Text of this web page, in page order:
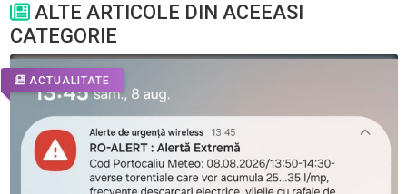
ALTE ARTICOLE DIN ACEEASI
CATEGORIE
ACTUALITATE